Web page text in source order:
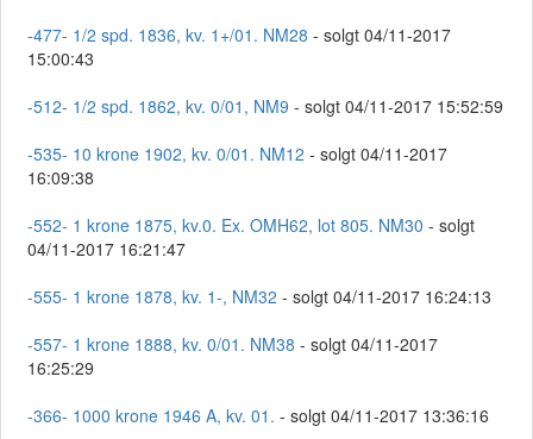
-477- 1/2 spd. 1836, kv. 1+/01. NM28 - solgt 04/11-2017
15:00:43
-512- 1/2 spd. 1862, kv. 0/01, NM9 - solgt 04/11-2017 15:52:59
-535- 10 krone 1902, kv. 0/01. NM12 - solgt 04/11-2017
16:09:38
-552- 1 krone 1875, kv.0. Ex. OMH62, lot 805. NM30 - solgt
04/11-2017 16:21:47
-555- 1 krone 1878, kv. 1-, NM32 - solgt 04/11-2017 16:24:13
-557- 1 krone 1888, kv. 0/01. NM38 - solgt 04/11-2017
16:25:29
-366- 1000 krone 1946 A, kv. 01. - solgt 04/11-2017 13:36:16